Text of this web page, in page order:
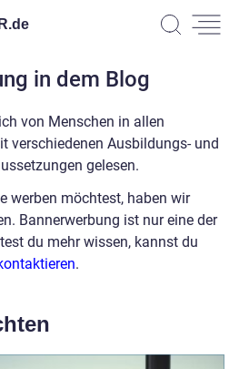
de
in dem Blog
von Menschen in allen
verschiedenen Ausbildungs- und
gelesen.
werben möchtest, haben wir
Bannerwerbung ist nur eine der
du mehr wissen, kannst du
.